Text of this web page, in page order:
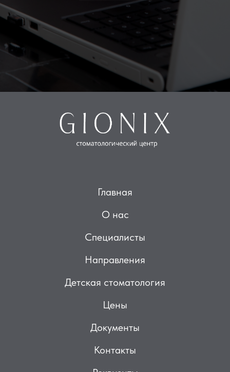
Главная
О нас
Специалисты
Направления
Детская стоматология
Цены
Документы
Контакты